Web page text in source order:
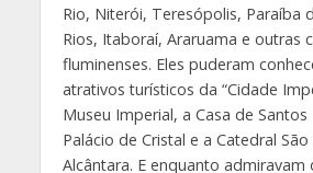
Rio, Niterói, Teresópolis, Paraíba
Rios, Itaboraí, Araruama e outras
fluminenses. Eles puderam
atrativos turísticos da “Cidade
Museu Imperial, a Casa de
Palácio de Cristal e a Catedral
Alcântara. E enquanto admiravam